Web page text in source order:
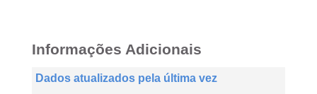
Informações Adicionais
Dados atualizados pela última vez